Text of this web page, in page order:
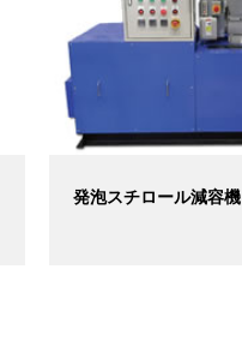
発泡スチロール減容機